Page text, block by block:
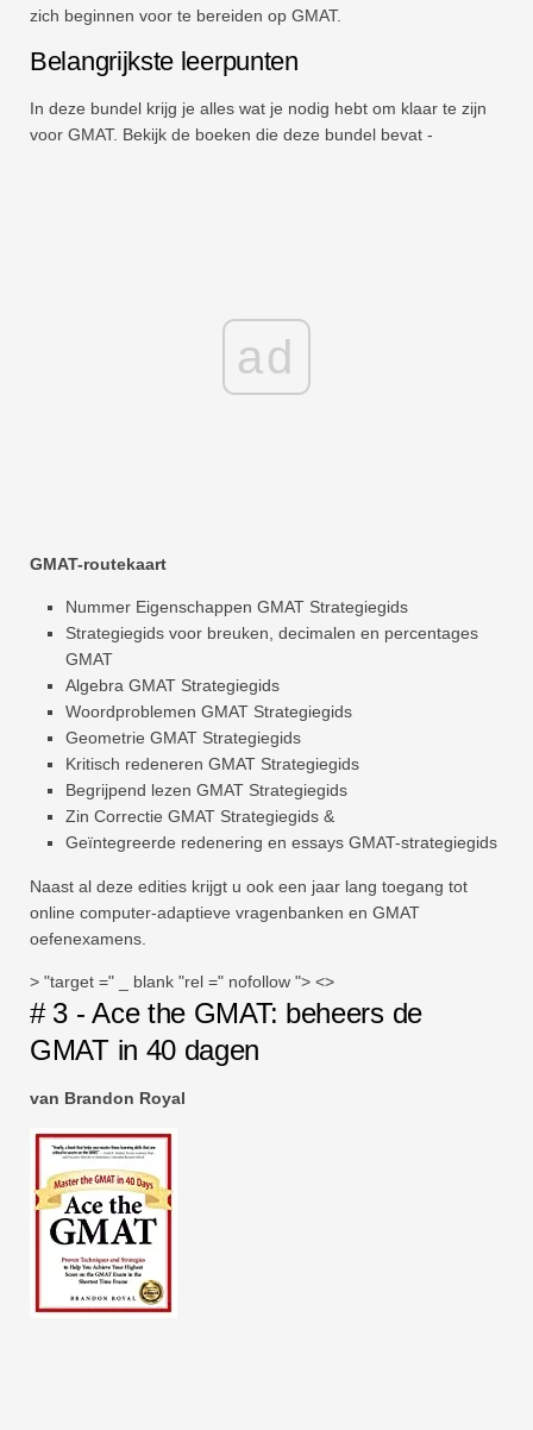
zich beginnen voor te bereiden op GMAT.
Belangrijkste leerpunten
In deze bundel krijg je alles wat je nodig hebt om klaar te zijn
voor GMAT. Bekijk de boeken die deze bundel bevat -
ad
GMAT-routekaart
Nummer Eigenschappen GMAT Strategiegids
Strategiegids voor breuken, decimalen en percentages
GMAT
Algebra GMAT Strategiegids
Woordproblemen GMAT Strategiegids
Geometrie GMAT Strategiegids
Kritisch redeneren GMAT Strategiegids
Begrijpend lezen GMAT Strategiegids
Zin Correctie GMAT Strategiegids &
Geïntegreerde redenering en essays GMAT-strategiegids
Naast al deze edities krijgt u ook een jaar lang toegang tot
online computer-adaptieve vragenbanken en GMAT
oefenexamens.
> "target =" _ blank "rel =" nofollow "> <>
# 3 - Ace the GMAT: beheers de
GMAT in 40 dagen
van Brandon Royal